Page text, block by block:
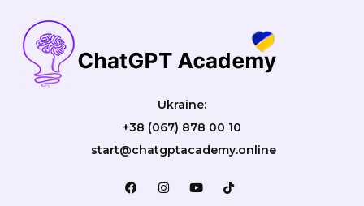
Ukraine:
+38 (067) 878 00 10
start@chatgptacademy.online